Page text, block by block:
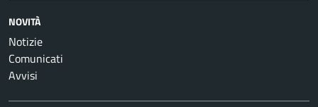
NOVITÀ
Notizie
Comunicati
Avvisi